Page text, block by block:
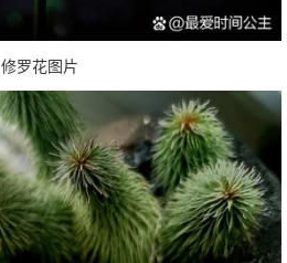
修罗花图片